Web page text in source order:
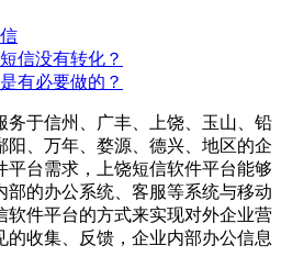
信没有转化？
有必要做的？
务于信州、广丰、上饶、玉山、铅
阳、万年、婺源、德兴、地区的企
平台需求，上饶短信软件平台能够
部的办公系统、客服等系统与移动
软件平台的方式来实现对外企业营
收集、反馈，企业内部办公信息